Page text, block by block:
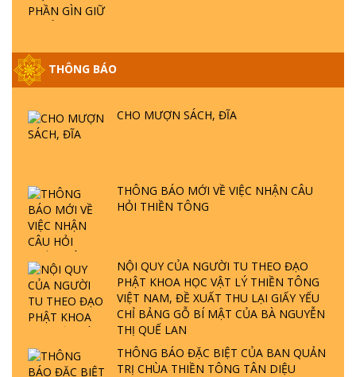
THÔNG BÁO
CHO MƯỢN SÁCH, ĐĨA
THÔNG BÁO MỚI VỀ VIỆC NHẬN CÂU
HỎI THIỀN TÔNG
NỘI QUY CỦA NGƯỜI TU THEO ĐẠO
PHẬT KHOA HỌC VẬT LÝ THIỀN TÔNG
VIỆT NAM, ĐỀ XUẤT THU LẠI GIẤY YẾU
CHỈ BẢNG GỖ BÍ MẬT CỦA BÀ NGUYỄN
THỊ QUẾ LAN
THÔNG BÁO ĐẶC BIỆT CỦA BAN QUẢN
TRỊ CHÙA THIỀN TÔNG TÂN DIỆU
GIẢI ĐÁP ĐẶC BIỆT P25 - SUỐT 49 NĂM
HỘI GÌ? TỬ VÌ ĐẠO
PHẬT GIỚI CÓ THỜI GIAN KHÔNG? |
TTTD
LÀ AI? QUỶ SA TĂNG? | TTTD
GIẢI ĐÁP THIỀN TÔNG ĐẶC BIỆT P22 - TẠI
SAO TRÁI ĐẤT NHIỀU THIÊN TAI - LŨ LỤT
- HỎA HOẠN | TTTD